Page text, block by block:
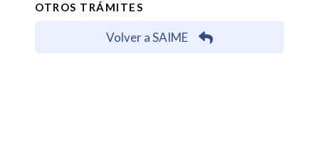
OTROS TRÁMITES
Volver a SAIME